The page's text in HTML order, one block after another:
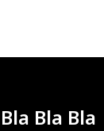
Bla Bla Bla